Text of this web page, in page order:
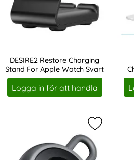
DESIRE2 Restore Charging
Stand For Apple Watch Svart
Art. nr 231681
Logga in för att handla
Markera